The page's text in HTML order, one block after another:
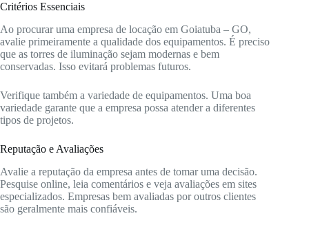
Critérios Essenciais
Ao procurar uma empresa de locação em Goiatuba – GO,
avalie primeiramente a qualidade dos equipamentos. É preciso
que as torres de iluminação sejam modernas e bem
conservadas. Isso evitará problemas futuros.
Verifique também a variedade de equipamentos. Uma boa
variedade garante que a empresa possa atender a diferentes
tipos de projetos.
Reputação e Avaliações
Avalie a reputação da empresa antes de tomar uma decisão.
Pesquise online, leia comentários e veja avaliações em sites
especializados. Empresas bem avaliadas por outros clientes
são geralmente mais confiáveis.